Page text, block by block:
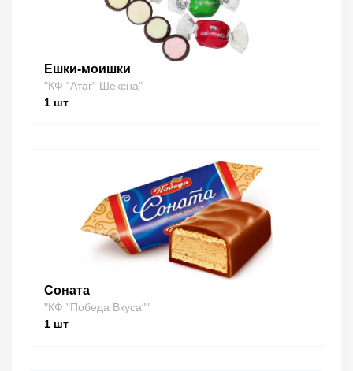
Ешки-моишки
"КФ "Атаг" Шексна"
1 шт
Соната
"КФ "Победа Вкуса""
1 шт